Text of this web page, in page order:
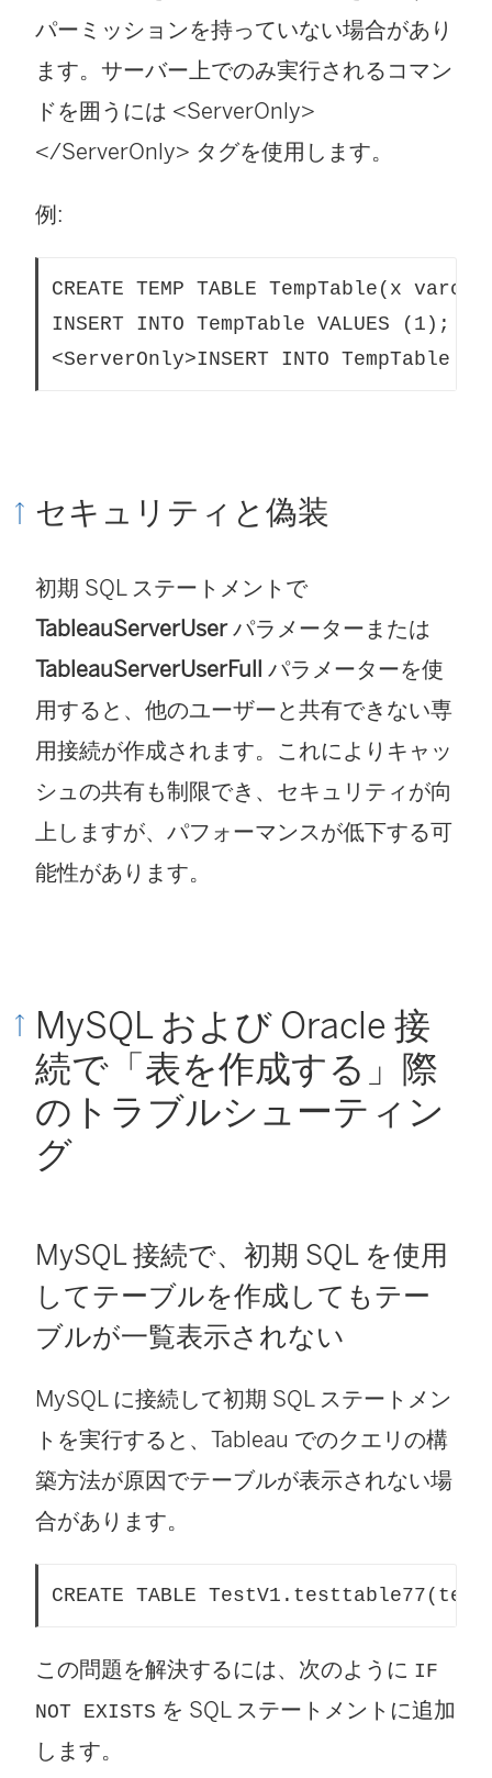
パーミッションを持っていない場合があり
ます。サーバー上でのみ実行されるコマン
ドを囲うには <ServerOnly>
</ServerOnly> タグを使用します。
例:
CREATE TEMP TABLE TempTable(x
INSERT INTO TempTable VALUES (1);
<ServerOnly>INSERT INTO TempTable
セキュリティと偽装
初期 SQL ステートメントで
TableauServerUserパラメーターまたは
TableauServerUserFull パラメーターを使
用すると、他のユーザーと共有できない専
用接続が作成されます。これによりキャッ
シュの共有も制限でき、セキュリティが向
上しますが、パフォーマンスが低下する可
能性があります。
MySQL および Oracle 接
続で「表を作成する」際
のトラブルシューティン
グ
MySQL 接続で、初期 SQL を使用
してテーブルを作成してもテー
ブルが一覧表示されない
MySQL に接続して初期 SQL ステートメン
トを実行すると、Tableau でのクエリの構
築方法が原因でテーブルが表示されない場
合があります。
CREATE TABLE
この問題を解決するには、次のように IF
NOT EXISTS を SQL ステートメントに追加
します。